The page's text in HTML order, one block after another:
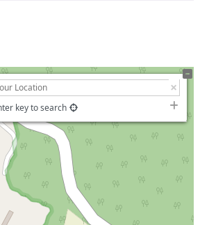
key to search